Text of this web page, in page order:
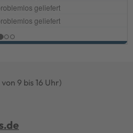
9 bis 16 Uhr)